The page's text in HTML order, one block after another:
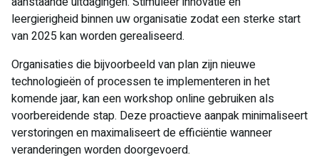
leergierigheid binnen uw organisatie zodat een sterke start
van 2025 kan worden gerealiseerd.
Organisaties die bijvoorbeeld van plan zijn nieuwe
technologieën of processen te implementeren in het
komende jaar, kan een workshop online gebruiken als
voorbereidende stap. Deze proactieve aanpak minimaliseert
verstoringen en maximaliseert de efficiëntie wanneer
veranderingen worden doorgevoerd.